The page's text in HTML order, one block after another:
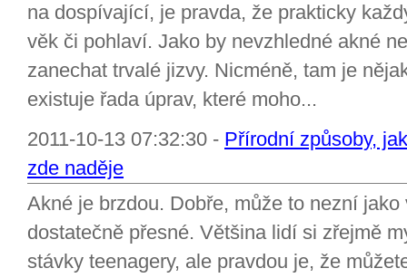
na dospívající, je pravda, že prakticky
věk či pohlaví. Jako by nevzhledné akné
zanechat trvalé jizvy. Nicméně, tam je
existuje řada úprav, které moho...
2011-10-13 07:32:30 - Přírodní způsoby,
zde naděje
Akné je brzdou. Dobře, může to nezní
dostatečně přesné. Většina lidí si zřejmě
stávky teenagery, ale pravdou je, že